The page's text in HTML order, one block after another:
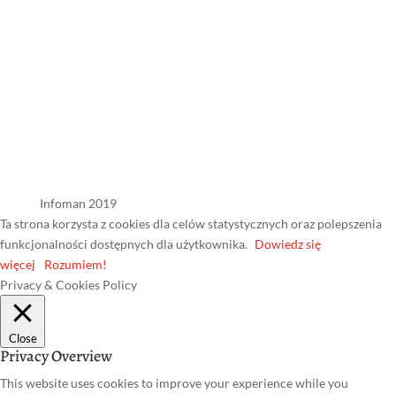
Infoman 2019
Ta strona korzysta z cookies dla celów statystycznych oraz polepszenia
funkcjonalności dostępnych dla użytkownika. Dowiedz się
więcej
Rozumiem!
Privacy & Cookies Policy
Close
Privacy Overview
This website uses cookies to improve your experience while you